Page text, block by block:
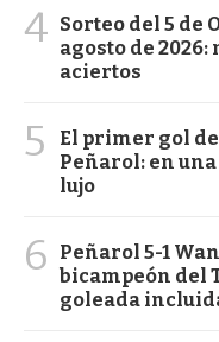
4 Sorteo del 5 de
agosto de
aciertos
5
El primer gol
Peñarol: en
lujo
6
Peñarol 5-1
bicampeón del
goleada